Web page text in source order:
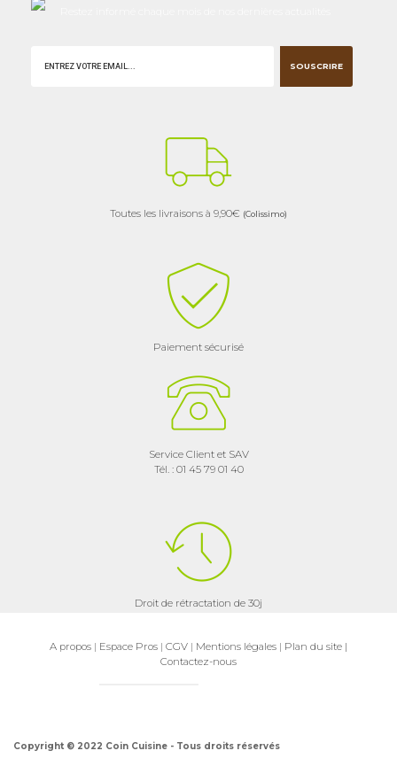
SOUSCRIRE
Toutes les livraisons à 9,90€ (Colissimo)
Paiement sécurisé
Service Client et SAV
Tél. : 01 45 79 01 40
Droit de rétractation de 30j
A propos | Espace Pros | CGV | Mentions légales | Plan du site |
Contactez-nous
Copyright © 2022 Coin Cuisine - Tous droits réservés